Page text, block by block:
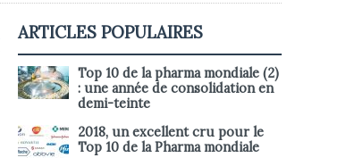
ARTICLES POPULAIRES
Top 10 de la pharma mondiale (2)
: une année de consolidation en
demi-teinte
2018, un excellent cru pour le
Top 10 de la Pharma mondiale